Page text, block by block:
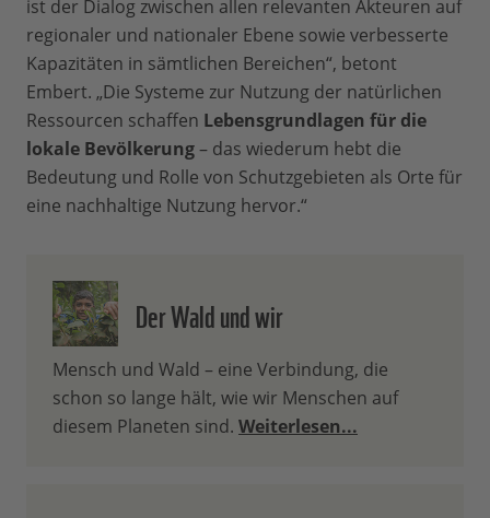
ist der Dialog zwischen allen relevanten Akteuren auf
regionaler und nationaler Ebene sowie verbesserte
Kapazitäten in sämtlichen Bereichen“, betont
Embert. „Die Systeme zur Nutzung der natürlichen
Ressourcen schaffen Lebensgrundlagen für die
lokale Bevölkerung– das wiederum hebt die
Bedeutung und Rolle von Schutzgebieten als Orte für
eine nachhaltige Nutzung hervor.“
Der Wald und wir
Mensch und Wald – eine Verbindung, die
schon so lange hält, wie wir Menschen auf
diesem Planeten sind. Weiterlesen...